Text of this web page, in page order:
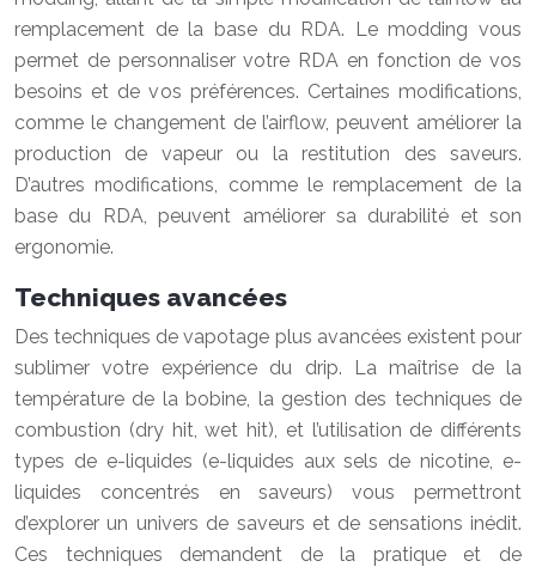
remplacement de la base du RDA. Le modding vous
permet de personnaliser votre RDA en fonction de vos
besoins et de vos préférences. Certaines modifications,
comme le changement de l’airflow, peuvent améliorer la
production de vapeur ou la restitution des saveurs.
D’autres modifications, comme le remplacement de la
base du RDA, peuvent améliorer sa durabilité et son
ergonomie.
Techniques avancées
Des techniques de vapotage plus avancées existent pour
sublimer votre expérience du drip. La maîtrise de la
température de la bobine, la gestion des techniques de
combustion (dry hit, wet hit), et l’utilisation de différents
types de e-liquides (e-liquides aux sels de nicotine, e-
liquides concentrés en saveurs) vous permettront
d’explorer un univers de saveurs et de sensations inédit.
Ces techniques demandent de la pratique et de